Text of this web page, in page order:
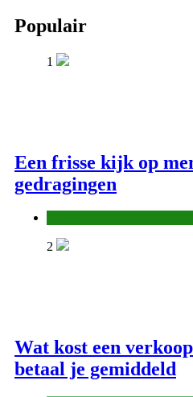
Populair
1
Een frisse kijk op
gedragingen
2
Wat kost een
betaal je gemiddeld